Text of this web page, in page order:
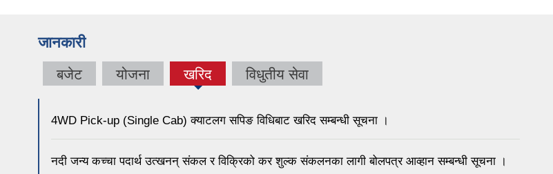
जानकारी
बजेट योजना खरिद विधुतीय सेवा
4WD Pick-up (Single Cab) क्याटलग सपिङ विधिबाट खरिद सम्बन्धी सूचना ।
नदी जन्य कच्चा पदार्थ उत्खनन् संकल र विक्रिको कर शुल्क संकलनका लागी बोलपत्र आव्हान सम्बन्धी सूचना ।